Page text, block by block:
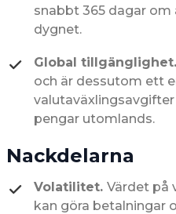
snabbt 365 dagar
dygnet.
Global tillgänglighet.
och är dessutom ett
pengar utomlands.
Nackdelarna
Volatilitet. Värdet på
kan göra betalningar